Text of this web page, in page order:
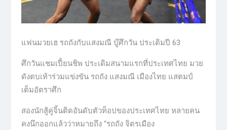
แฟนมวยเฮ รถถังกับแสงมณี บู๊ศึกวัน ประเดิมปี 63
ศึกวันแชมเปี้ยนชิพ ประเดิมสนามแรกที่ประเทศไทย มวย
ดังตบเท้าร่วมแข่งขัน รถถัง แสงมณี เมืองไทย แสตมป์
เต็มอัตราศึก
สองนักสู้คู่จิ้นติดอันดับตัวท็อปของประเทศไทย หลายคน
คงนึกออกแล้วว่าหมายถึง “รถถัง จิตรเมือง